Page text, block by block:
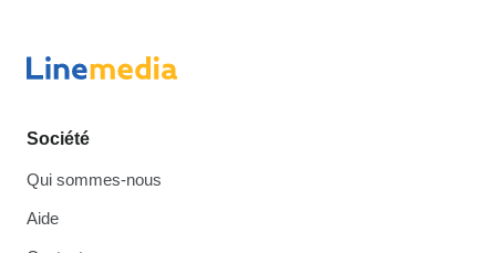
Société
Qui sommes-nous
Aide